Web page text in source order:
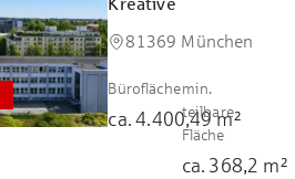
Kreative
81369 München
Bürofläche
ca. 4.400,49m²
min.
teilbare
Fläche
ca. 368,2 m²